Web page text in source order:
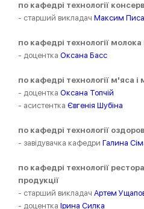
по кафедрі технології
- старший викладач Максим
по кафедрі технології
- доцентка Оксана Басс
по кафедрі технології м'яса
- доцентка Оксана Топчій
- асистентка Євгенія Шубіна
по кафедрі технології
- завідувачка кафедри Галина
по кафедрі технології
продукції
- старший викладач Артем
- доцентка Ірина Силка